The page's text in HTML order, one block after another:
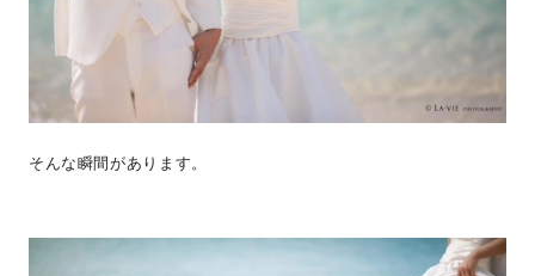
そんな瞬間があります。